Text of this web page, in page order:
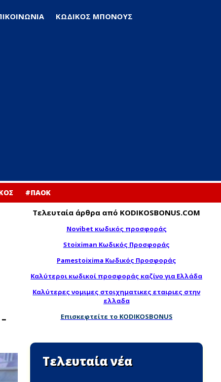
ΚΩΔΙΚΟΣ ΜΠΟΝΟΥΣ
#ΠΑΟΚ
Τελευταία άρθρα από KODIKOSBONUS.COM
Novibet κωδικός προσφοράς
Stoiximan Κωδικός Προσφοράς
Pamestoixima Κωδικός Προσφοράς
Καλύτεροι κωδικοί προσφοράς καζίνο για Ελλάδα
Καλύτερες νομιμες στοιχηματικες εταιριες στην
ελλαδα
Επισκεφτείτε το KODIKOSBONUS
Τελευταία νέα